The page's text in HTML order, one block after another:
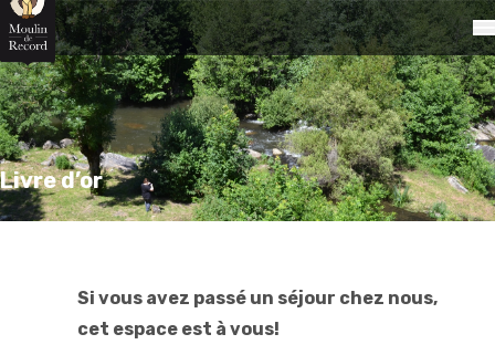
Livre d’or
Si vous avez passé un séjour chez nous,
cet espace est à vous!